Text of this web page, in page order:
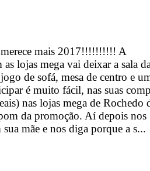
mais 2017!!!!!!!!!! A
lojas mega vai deixar a sala
de sofá, mesa de centro e
é muito fácil, nas suas
nas lojas mega de Rochedo
da promoção. Aí depois nos
mãe e nos diga porque a s...